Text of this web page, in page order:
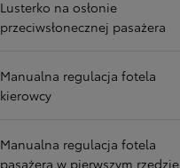
Lusterko na osłonie
przeciwsłonecznej pasażera
Manualna regulacja fotela
kierowcy
Manualna regulacja fotela
pasażera w pierwszym rzędzie